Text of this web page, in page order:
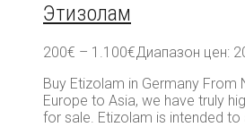
Этизолам
200€ – 1.100€Диапазон цен:
Buy Etizolam in Germany From
Europe to Asia, we have truly
for sale. Etizolam is intended to